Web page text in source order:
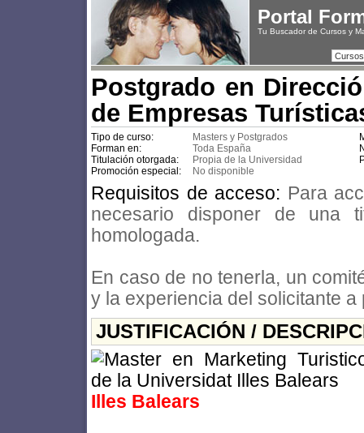
Portal
Tu Buscador de Cursos y
Postgrado en
de Empresas
Tipo de curso: Masters y Postgrados
Forman en:
Toda España
Titulación otorgada:
Propia de la Universidad
Promoción especial:
No disponible
Requisitos de acceso: Para
necesario disponer de una
homologada.
En caso de no tenerla, un
y la experiencia del solicitante
JUSTIFICACIÓN /
Illes Balears